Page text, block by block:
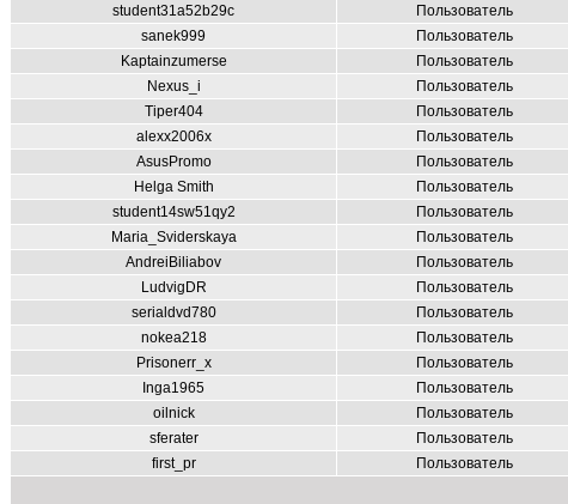
student31a52b29c
Пользователь
sanek999
Пользователь
Kaptainzumerse
Пользователь
Nexus_i
Пользователь
Tiper404
Пользователь
alexx2006x
Пользователь
AsusPromo
Пользователь
Helga Smith
Пользователь
student14sw51qy2
Пользователь
Maria_Sviderskaya
Пользователь
AndreiBiliabov
Пользователь
LudvigDR
Пользователь
serialdvd780
Пользователь
nokea218
Пользователь
Prisonerr_x
Пользователь
Inga1965
Пользователь
oilnick
Пользователь
sferater
Пользователь
first_pr
Пользователь